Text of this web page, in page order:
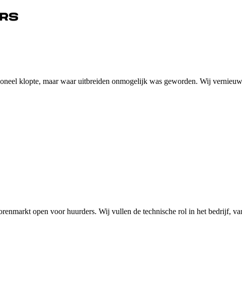
klopte, maar waar uitbreiden onmogelijk was geworden. Wij
open voor huurders. Wij vullen de technische rol in het bedrijf,